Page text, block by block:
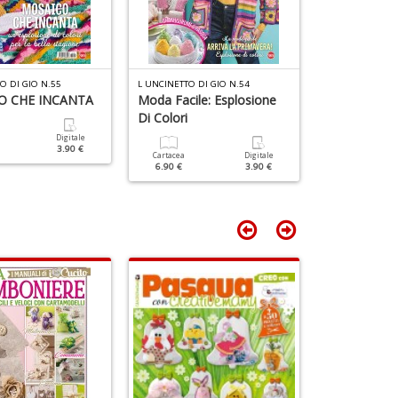
DI GIO N.55
CHE INCANTA
Digitale
3.90 €
L UNCINETTO DI GIO N.54
Moda Facile: Esplosione
Di Colori
Cartacea
6.90 €
Digitale
3.90 €